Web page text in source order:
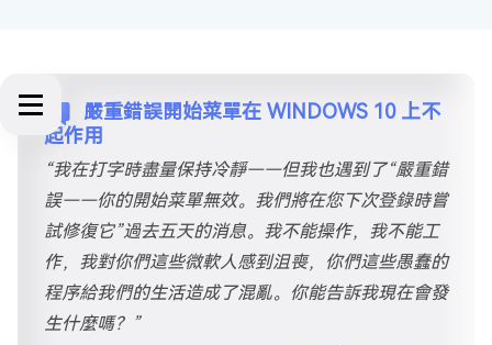
嚴重錯誤開始菜單在 WINDOWS 10 上不
起作用
“我在打字時盡量保持冷靜——但我也遇到了“嚴重錯
誤——你的開始菜單無效。我們將在您下次登錄時嘗
試修復它”過去五天的消息。我不能操作，我不能工
作，我對你們這些微軟人感到沮喪，你們這些愚蠢的
程序給我們的生活造成了混亂。你能告訴我現在會發
生什麼嗎？”